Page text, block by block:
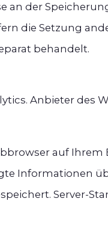
an der
die Setzung
behandelt.
Anbieter des
auf
Informationen
Server-